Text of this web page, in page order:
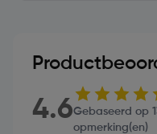
4.6Gebaseerd op
opmerking(en)